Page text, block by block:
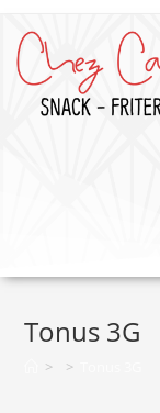
Tonus 3G
> >